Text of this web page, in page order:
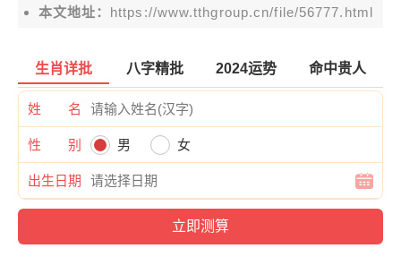
本文地址： https://www.tthgroup.cn/file/56777.html
生肖详批 八字精批 2024运势 命中贵人
姓 名
性 别 男 女
出生日期